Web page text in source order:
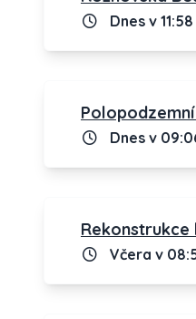
Dnes v 11:58
Dnes v
Rekonstrukce
Včera v